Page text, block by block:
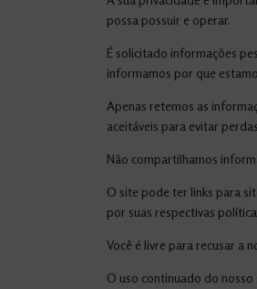
possa possuir e operar.
É solicitado informações
informamos por que
Apenas retemos as
aceitáveis ​​para evitar
Não compartilhamos
O site pode ter links para
por suas respectivas
Você é livre para recusar a
O uso continuado do